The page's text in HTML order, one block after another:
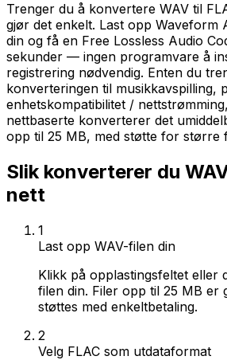
Trenger du å konvertere WAV til
gjør det enkelt. Last opp Waveform
din og få en Free Lossless Audio
sekunder — ingen programvare å
registrering nødvendig. Enten du
konverteringen til musikkavspilling,
enhetskompatibilitet /
nettbaserte konverterer det
opp til 25 MB, med støtte for større
Slik konverterer du
nett
1
Last opp WAV-filen din
Klikk på opplastingsfeltet eller
filen din. Filer opp til 25 MB er
støttes med enkeltbetaling.
2
Velg FLAC som utdataformat